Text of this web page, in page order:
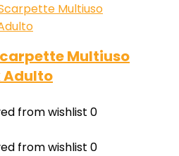
Multiuso
Adulto
from wishlist 0
from wishlist 0